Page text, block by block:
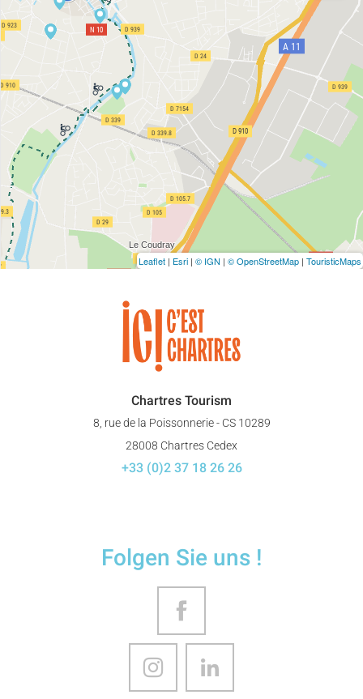
Leaflet | Esri | © IGN | © OpenStreetMap | TouristicMaps
Chartres Tourism
8, rue de la Poissonnerie - CS 10289
28008 Chartres Cedex
+33 (0)2 37 18 26 26
Folgen Sie uns !